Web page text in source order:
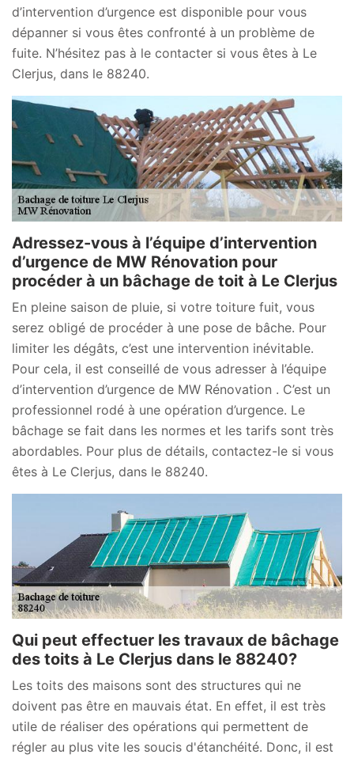
d’intervention d’urgence est disponible pour vous
dépanner si vous êtes confronté à un problème de
fuite. N’hésitez pas à le contacter si vous êtes à Le
Clerjus, dans le 88240.
Adressez-vous à l’équipe d’intervention
d’urgence de MW Rénovation pour
procéder à un bâchage de toit à Le Clerjus
En pleine saison de pluie, si votre toiture fuit, vous
serez obligé de procéder à une pose de bâche. Pour
limiter les dégâts, c’est une intervention inévitable.
Pour cela, il est conseillé de vous adresser à l’équipe
d’intervention d’urgence de MW Rénovation . C’est un
professionnel rodé à une opération d’urgence. Le
bâchage se fait dans les normes et les tarifs sont très
abordables. Pour plus de détails, contactez-le si vous
êtes à Le Clerjus, dans le 88240.
Qui peut effectuer les travaux de bâchage
des toits à Le Clerjus dans le 88240?
Les toits des maisons sont des structures qui ne
doivent pas être en mauvais état. En effet, il est très
utile de réaliser des opérations qui permettent de
régler au plus vite les soucis d'étanchéité. Donc, il est